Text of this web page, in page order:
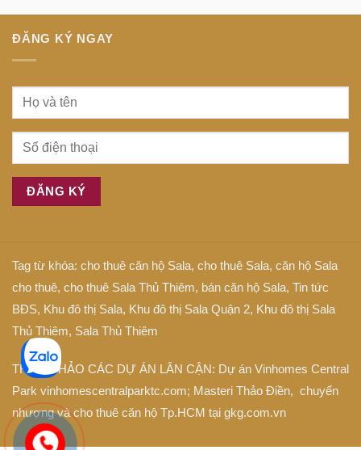
là
ĐĂNG KÝ NGAY
Tag từ khóa: cho thuê căn hộ Sala, cho thuê Sala, căn hộ Sala
cho thuê, cho thuê Sala Thủ Thiêm, bán căn hộ Sala, Tin tức
BĐS, Khu đô thị Sala, Khu đô thị Sala Quận 2, Khu đô thị Sala
Thủ Thiêm, Sala Thủ Thiêm
THAM KHẢO CÁC DỰ ÁN LÂN CẬN: Dự án Vinhomes Central
Park vinhomescentralparktc.com; Masteri Thảo Điền, chuyển
nhượng và cho thuê căn hộ Tp.HCM tại gkg.com.vn